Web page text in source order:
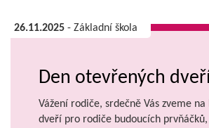
26.11.2025 - Základní škola
Den otevřených dveří
Vážení rodiče, srdečně Vás zveme
dveří pro rodiče budoucích